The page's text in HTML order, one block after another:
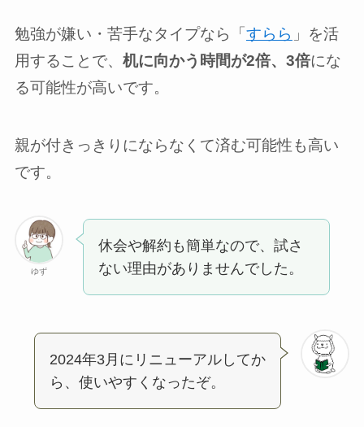
勉強が嫌い・苦手なタイプなら「 すらら 」を活
用することで、 机に向かう時間が2倍、3倍にな
る可能性が高いです。
親が付きっきりにならなくて済む可能性も高い
です。
ゆず
休会や解約も簡単なので、試さ
ない理由がありませんでした。
2024年3月にリニューアルしてか
ら、使いやすくなったぞ。